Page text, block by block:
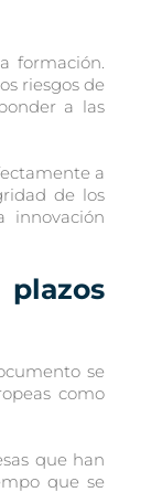
formación.
riesgos de
a las
a
de los
innovación
se
como
que han
que se